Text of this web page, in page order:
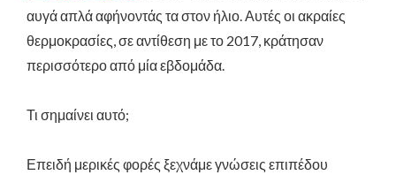
αυγά απλά αφήνοντάς τα στον ήλιο. Αυτές οι ακραίες
θερμοκρασίες, σε αντίθεση με το 2017, κράτησαν
περισσότερο από μία εβδομάδα.
Τι σημαίνει αυτό;
Επειδή μερικές φορές ξεχνάμε γνώσεις επιπέδου